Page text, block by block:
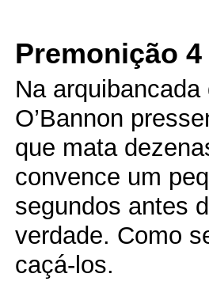
Premonição 4
Na
O’Bannon
que mata
convence um
segundos antes
verdade. Como
caçá-los.